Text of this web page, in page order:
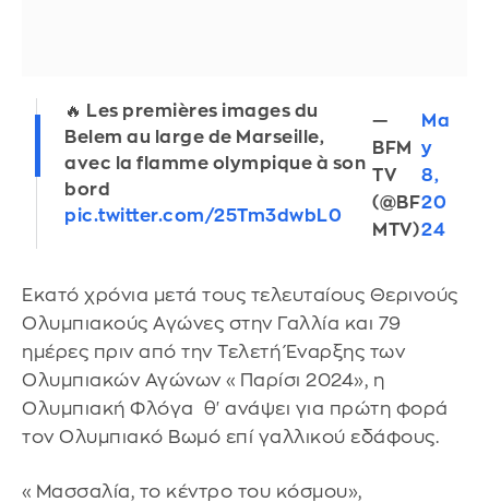
🔥 Les premières images du
Belem au large de Marseille,
avec la flamme olympique à son
bord
pic.twitter.com/25Tm3dwbL0
—
BFM
TV
(@BF
MTV)
Ma
y
8,
20
24
Εκατό χρόνια μετά τους τελευταίους Θερινούς
Ολυμπιακούς Αγώνες στην Γαλλία και 79
ημέρες πριν από την Τελετή Έναρξης των
Ολυμπιακών Αγώνων «Παρίσι 2024», η
Ολυμπιακή Φλόγα θ' ανάψει για πρώτη φορά
τον Ολυμπιακό Βωμό επί γαλλικού εδάφους.
«Μασσαλία, το κέντρο του κόσμου»,